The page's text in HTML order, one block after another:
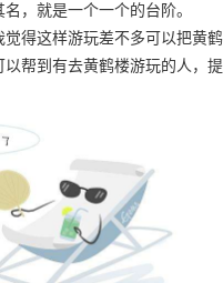
，就是一个一个的台阶。
得这样游玩差不多可以把黄鹤
帮到有去黄鹤楼游玩的人，提